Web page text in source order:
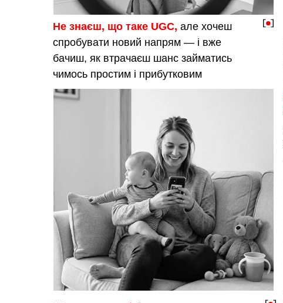
Не знаєш, що таке UGC, але хочеш
спробувати новий напрям — і вже
бачиш, як втрачаєш шанс займатись
чимось простим і прибутковим